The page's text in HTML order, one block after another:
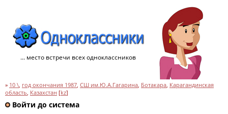
... место встречи всех одноклассников
» 10 \, год окончания 1987, СШ им.Ю.А.Гагарина, Ботакара, Карагандинская
область, Казахстан [kz]
Войти до система